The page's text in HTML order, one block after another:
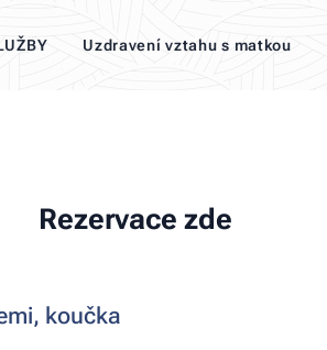
Uzdravení vztahu s matkou
Rezervace zde
koučka